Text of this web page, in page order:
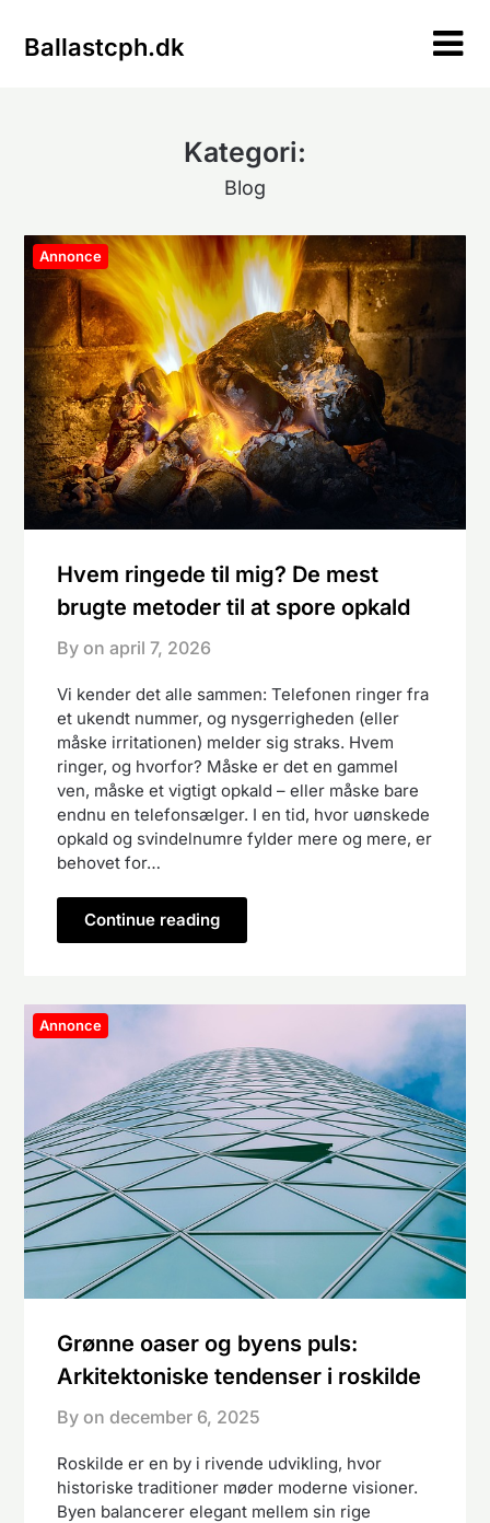
Ballastcph.dk
Kategori:
Blog
Annonce
Hvem ringede til mig? De mest
brugte metoder til at spore opkald
By on april 7, 2026
Vi kender det alle sammen: Telefonen ringer fra
et ukendt nummer, og nysgerrigheden (eller
måske irritationen) melder sig straks. Hvem
ringer, og hvorfor? Måske er det en gammel
ven, måske et vigtigt opkald – eller måske bare
endnu en telefonsælger. I en tid, hvor uønskede
opkald og svindelnumre fylder mere og mere, er
behovet for…
Continue reading
Annonce
Grønne oaser og byens puls:
Arkitektoniske tendenser i roskilde
By on december 6, 2025
Roskilde er en by i rivende udvikling, hvor
historiske traditioner møder moderne visioner.
Byen balancerer elegant mellem sin rige